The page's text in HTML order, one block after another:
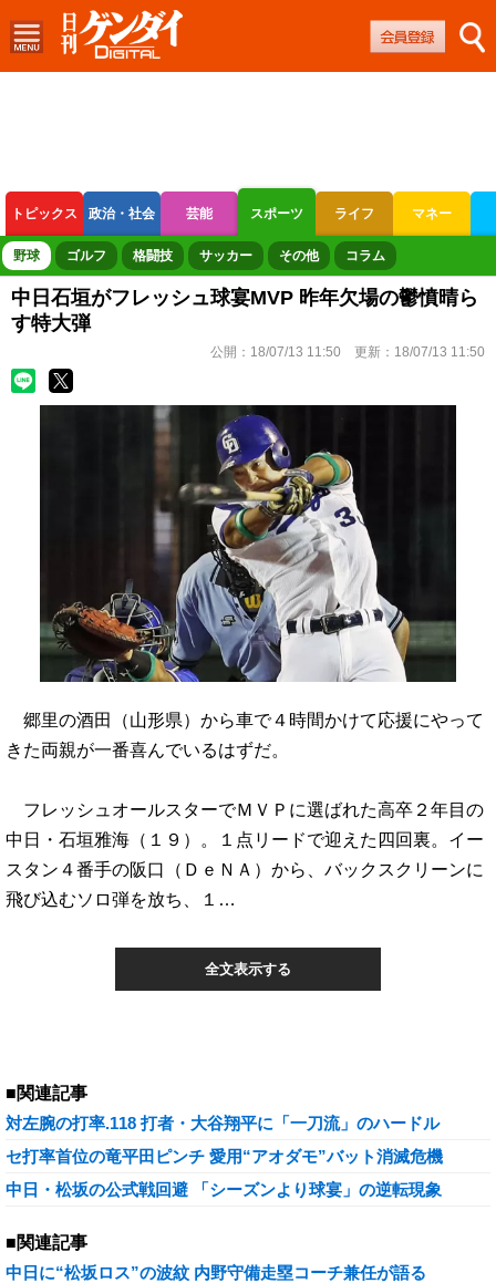
トピックス 政治・社会 芸能 スポーツ ライフ マネー
ボートレース 競輪 オートレース
野球 ゴルフ 格闘技 サッカー その他 コラム
中日石垣がフレッシュ球宴MVP 昨年欠場の鬱憤晴ら
す特大弾
公開： 18/07/13 11:50 更新： 18/07/13 11:50
郷里の酒田（山形県）から車で４時間かけて応援にやって
きた両親が一番喜んでいるはずだ。
フレッシュオールスターでＭＶＰに選ばれた高卒２年目の
中日・石垣雅海（１９）。１点リードで迎えた四回裏。イー
スタン４番手の阪口（ＤｅＮＡ）から、バックスクリーンに
飛び込むソロ弾を放ち、１…
全文表示する
■関連記事
対左腕の打率.118 打者・大谷翔平に「一刀流」のハードル
セ打率首位の竜平田ピンチ 愛用“アオダモ”バット消滅危機
中日・松坂の公式戦回避 「シーズンより球宴」の逆転現象
■関連記事
中日に“松坂ロス”の波紋 内野守備走塁コーチ兼任が語る